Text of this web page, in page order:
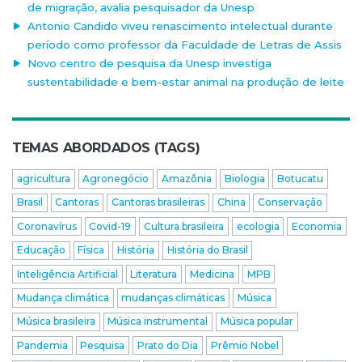
de migração, avalia pesquisador da Unesp
Antonio Candido viveu renascimento intelectual durante
período como professor da Faculdade de Letras de Assis
Novo centro de pesquisa da Unesp investiga
sustentabilidade e bem-estar animal na produção de leite
TEMAS ABORDADOS (TAGS)
agricultura Agronegócio Amazônia Biologia
Botucatu
Brasil
Cantoras Cantoras brasileiras China
Conservação
Coronavírus
Covid-19 Cultura brasileira ecologia
Economia
Educação
Física História
História do Brasil
Inteligência Artificial
Literatura Medicina
MPB
Mudança climática
mudanças climáticas
Música
Música brasileira
Música instrumental
Música popular
Pandemia
Pesquisa Prato do Dia
Prêmio Nobel